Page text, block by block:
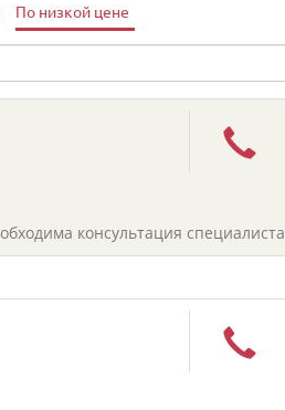
По низкой цене
консультация специалиста